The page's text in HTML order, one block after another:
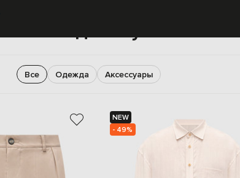
Все Одежда Аксессуары
NEW
- 49%